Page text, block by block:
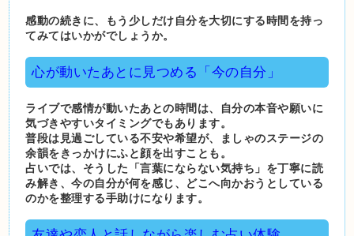
感動の続きに、もう少しだけ自分を大切にする時間を持っ
てみてはいかがでしょうか。
心が動いたあとに見つめる「今の自分」
ライブで感情が動いたあとの時間は、自分の本音や願いに
気づきやすいタイミングでもあります。
普段は見過ごしている不安や希望が、ましゃのステージの
余韻をきっかけにふと顔を出すことも。
占いでは、そうした「言葉にならない気持ち」を丁寧に読
み解き、今の自分が何を感じ、どこへ向かおうとしている
のかを整理する手助けになります。